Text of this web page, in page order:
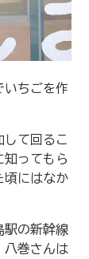
いちごを作
て回るこ
知ってもら
頃にはなか
駅の新幹線
八巻さんは